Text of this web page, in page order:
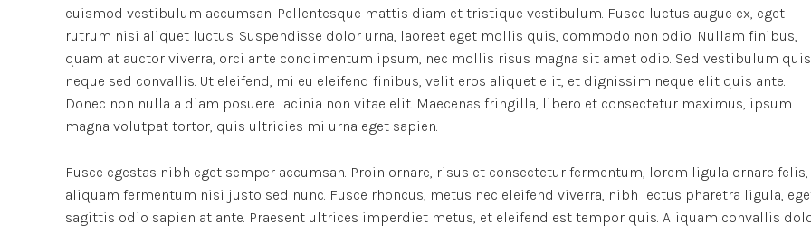
euismod vestibulum accumsan. Pellentesque mattis diam et tristique vestibulum. Fusce luctus augue ex, eget
rutrum nisi aliquet luctus. Suspendisse dolor urna, laoreet eget mollis quis, commodo non odio. Nullam finibus,
quam at auctor viverra, orci ante condimentum ipsum, nec mollis risus magna sit amet odio. Sed vestibulum quis
neque sed convallis. Ut eleifend, mi eu eleifend finibus, velit eros aliquet elit, et dignissim neque elit quis ante.
Donec non nulla a diam posuere lacinia non vitae elit. Maecenas fringilla, libero et consectetur maximus, ipsum
magna volutpat tortor, quis ultricies mi urna eget sapien.
Fusce egestas nibh eget semper accumsan. Proin ornare, risus et consectetur fermentum, lorem ligula ornare felis,
aliquam fermentum nisi justo sed nunc. Fusce rhoncus, metus nec eleifend viverra, nibh lectus pharetra ligula,
sagittis odio sapien at ante. Praesent ultrices imperdiet metus, et eleifend est tempor quis. Aliquam convallis